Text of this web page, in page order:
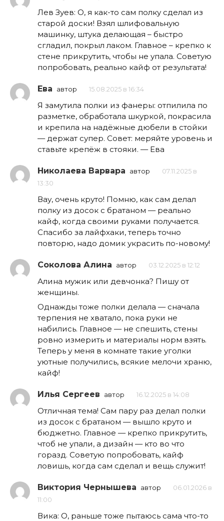
Лев Зуев: О, я как-то сам полку сделал из
старой доски! Взял шлифовальную
машинку, штука делающая – быстро
сгладил, покрыл лаком. Главное – крепко к
стене прикрутить, чтобы не упала. Советую
попробовать, реально кайф от результата!
Ева автор 15.08.2025 в 16:34
Я замутила полки из фанеры: отпилила по
разметке, обработала шкуркой, покрасила
и крепила на надёжные дюбели в стойки
— держат супер. Совет: меряйте уровень и
ставьте крепёж в стояки. — Ева
Николаева Варвара автор
07.11.2025 в
13:30
Вау, очень круто! Помню, как сам делал
полку из досок с братаном — реально
кайф, когда своими руками получается.
Спасибо за лайфхаки, теперь точно
повторю, надо домик украсить по-новому!
Соколова Алина автор 03.12.2025 в 12:12
Алина мужик или девчонка? Пишу от
женщины.
Однажды тоже полки делала — сначала
терпения не хватало, пока руки не
набились. Главное — не спешить, стены
ровно измерить и материалы норм взять.
Теперь у меня в комнате такие уголки
уютные получились, всякие мелочи храню,
кайф!
Илья Сергеев автор 16.12.2025 в 14:08
Отличная тема! Сам пару раз делал полки
из досок с братаном — вышло круто и
бюджетно. Главное — крепко прикрутить,
чтоб не упали, а дизайн — кто во что
горазд. Советую попробовать, кайф
ловишь, когда сам сделал и вещь служит!
Виктория Чернышева автор
06.01.2026 в
11:00
Вика: О, раньше тоже пытаюсь сама что-то